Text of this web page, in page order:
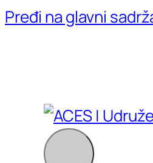
Pređi na glavni